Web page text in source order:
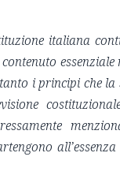
italiana
essenziale
i principi che la